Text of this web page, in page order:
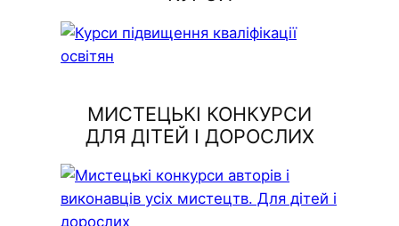
МИСТЕЦЬКІ КОНКУРСИ
ДЛЯ ДІТЕЙ І ДОРОСЛИХ